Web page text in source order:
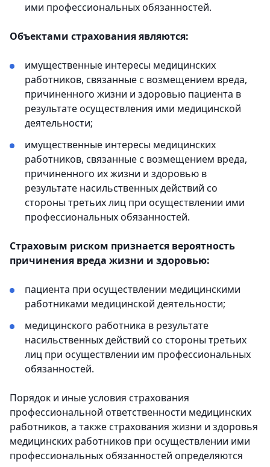
ими профессиональных обязанностей.
Объектами страхования являются:
имущественные интересы медицинских
работников, связанные с возмещением вреда,
причиненного жизни и здоровью пациента в
результате осуществления ими медицинской
деятельности;
имущественные интересы медицинских
работников, связанные с возмещением вреда,
причиненного их жизни и здоровью в
результате насильственных действий со
стороны третьих лиц при осуществлении ими
профессиональных обязанностей.
Страховым риском признается вероятность
причинения вреда жизни и здоровью:
пациента при осуществлении медицинскими
работниками медицинской деятельности;
медицинского работника в результате
насильственных действий со стороны третьих
лиц при осуществлении им профессиональных
обязанностей.
Порядок и иные условия страхования
профессиональной ответственности медицинских
работников, а также страхования жизни и здоровья
медицинских работников при осуществлении ими
профессиональных обязанностей определяются